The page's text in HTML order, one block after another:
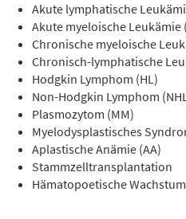
Akute lymphatische
Akute myeloische Leukämie
Chronische myeloische
Chronisch-lymphatische
Hodgkin Lymphom (HL)
Non-Hodgkin Lymphom
Plasmozytom (MM)
Myelodysplastisches
Aplastische Anämie (AA)
Stammzelltransplantation
Hämatopoetische